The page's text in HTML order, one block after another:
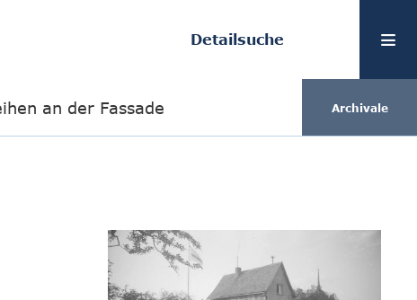
Detailsuche
an der Fassade Archivale